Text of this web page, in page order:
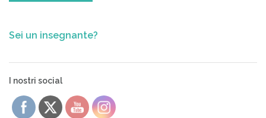
Sei un insegnante?
I nostri social